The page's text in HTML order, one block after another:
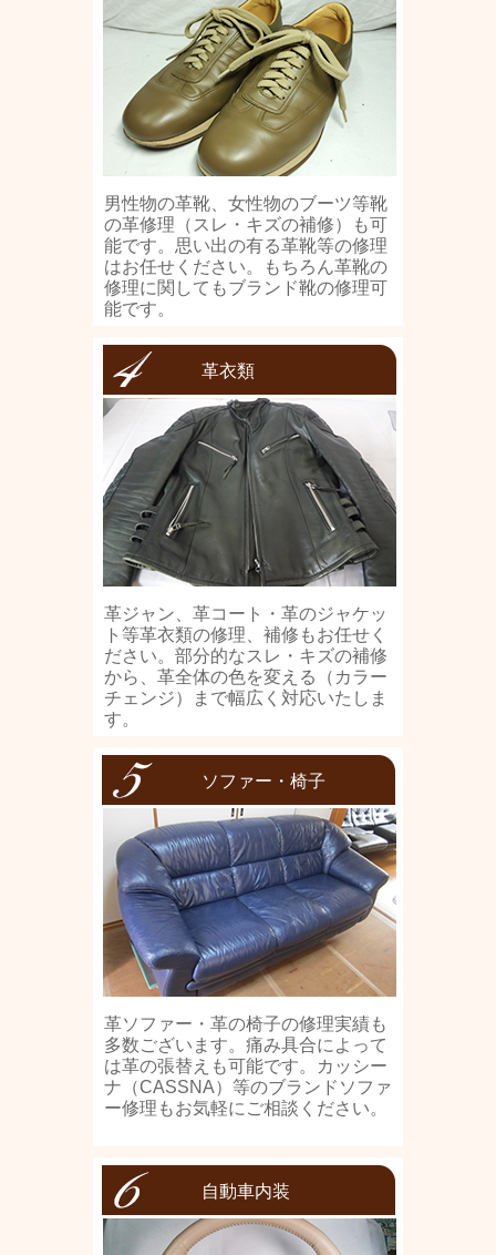
男性物の革靴、女性物のブーツ等靴
の革修理（スレ・キズの補修）も可
能です。思い出の有る革靴等の修理
はお任せください。もちろん革靴の
修理に関してもブランド靴の修理可
能です。
革衣類
革ジャン、革コート・革のジャケッ
ト等革衣類の修理、補修もお任せく
ださい。部分的なスレ・キズの補修
から、革全体の色を変える（カラー
チェンジ）まで幅広く対応いたしま
す。
ソファー・椅子
革ソファー・革の椅子の修理実績も
多数ございます。痛み具合によって
は革の張替えも可能です。カッシー
ナ（CASSNA）等のブランドソファ
ー修理もお気軽にご相談ください。
自動車内装